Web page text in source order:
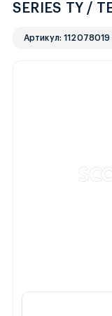
SERIES TY /
Артикул: 112078019